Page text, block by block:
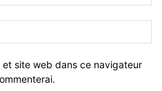
et site web dans ce navigateur